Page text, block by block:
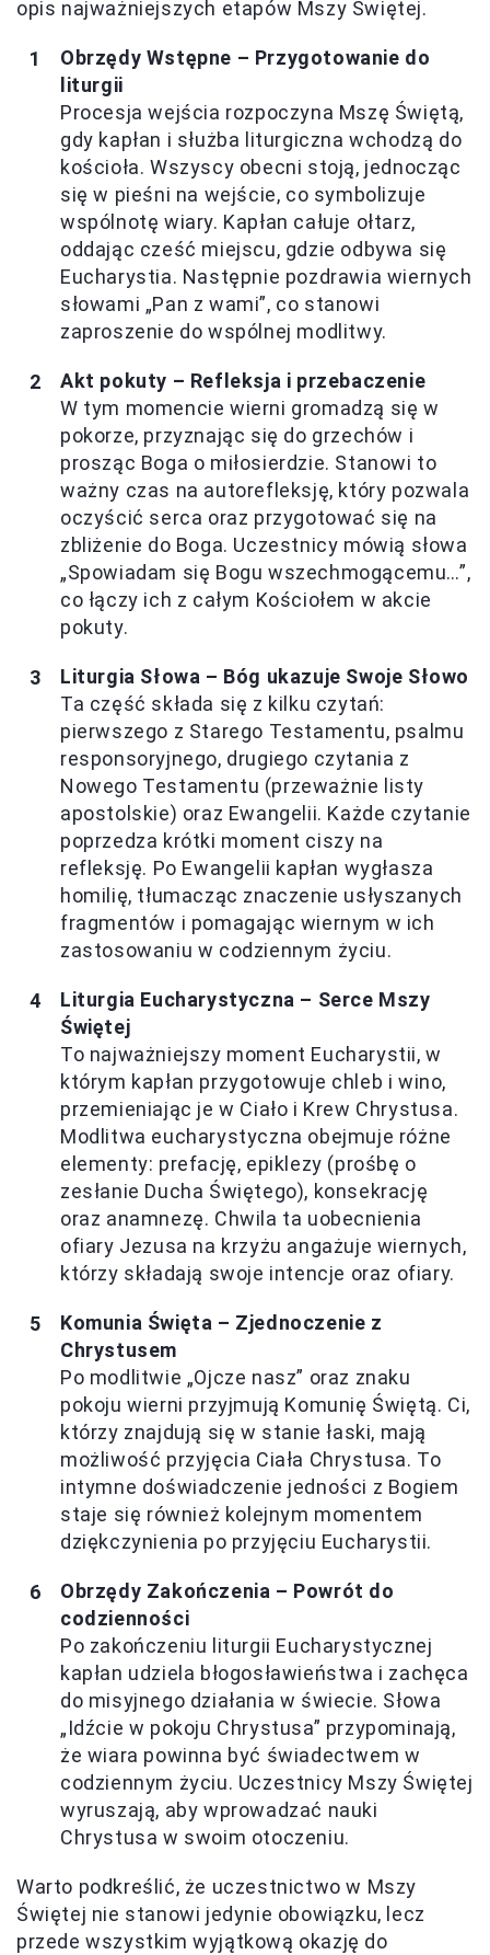
opis najważniejszych etapów Mszy Świętej.
Obrzędy Wstępne – Przygotowanie do
liturgii
Procesja wejścia rozpoczyna Mszę Świętą,
gdy kapłan i służba liturgiczna wchodzą do
kościoła. Wszyscy obecni stoją, jednocząc
się w pieśni na wejście, co symbolizuje
wspólnotę wiary. Kapłan całuje ołtarz,
oddając cześć miejscu, gdzie odbywa się
Eucharystia. Następnie pozdrawia wiernych
słowami „Pan z wami”, co stanowi
zaproszenie do wspólnej modlitwy.
Akt pokuty – Refleksja i przebaczenie
W tym momencie wierni gromadzą się w
pokorze, przyznając się do grzechów i
prosząc Boga o miłosierdzie. Stanowi to
ważny czas na autorefleksję, który pozwala
oczyścić serca oraz przygotować się na
zbliżenie do Boga. Uczestnicy mówią słowa
„Spowiadam się Bogu wszechmogącemu…”,
co łączy ich z całym Kościołem w akcie
pokuty.
Liturgia Słowa – Bóg ukazuje Swoje Słowo
Ta część składa się z kilku czytań:
pierwszego z Starego Testamentu, psalmu
responsoryjnego, drugiego czytania z
Nowego Testamentu (przeważnie listy
apostolskie) oraz Ewangelii. Każde czytanie
poprzedza krótki moment ciszy na
refleksję. Po Ewangelii kapłan wygłasza
homilię, tłumacząc znaczenie usłyszanych
fragmentów i pomagając wiernym w ich
zastosowaniu w codziennym życiu.
Liturgia Eucharystyczna – Serce Mszy
Świętej
To najważniejszy moment Eucharystii, w
którym kapłan przygotowuje chleb i wino,
przemieniając je w Ciało i Krew Chrystusa.
Modlitwa eucharystyczna obejmuje różne
elementy: prefację, epiklezy (prośbę o
zesłanie Ducha Świętego), konsekrację
oraz anamnezę. Chwila ta uobecnienia
ofiary Jezusa na krzyżu angażuje wiernych,
którzy składają swoje intencje oraz ofiary.
Komunia Święta – Zjednoczenie z
Chrystusem
Po modlitwie „Ojcze nasz” oraz znaku
pokoju wierni przyjmują Komunię Świętą. Ci,
którzy znajdują się w stanie łaski, mają
możliwość przyjęcia Ciała Chrystusa. To
intymne doświadczenie jedności z Bogiem
staje się również kolejnym momentem
dziękczynienia po przyjęciu Eucharystii.
Obrzędy Zakończenia – Powrót do
codzienności
Po zakończeniu liturgii Eucharystycznej
kapłan udziela błogosławieństwa i zachęca
do misyjnego działania w świecie. Słowa
„Idźcie w pokoju Chrystusa” przypominają,
że wiara powinna być świadectwem w
codziennym życiu. Uczestnicy Mszy Świętej
wyruszają, aby wprowadzać nauki
Chrystusa w swoim otoczeniu.
Warto podkreślić, że uczestnictwo w Mszy
Świętej nie stanowi jedynie obowiązku, lecz
przede wszystkim wyjątkową okazję do